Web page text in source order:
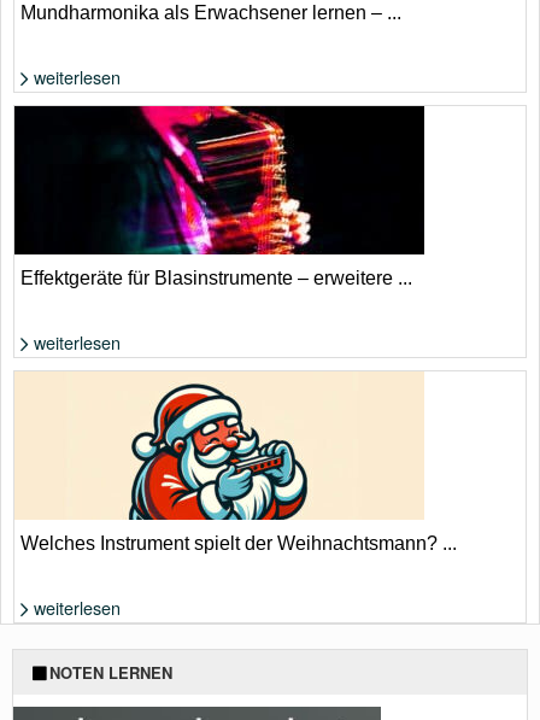
Foto: Shutterstock von Esich Elena
Mundharmonika als Erwachsener lernen – ...
weiterlesen
Foto: Shutterstock von Drop of Light
Effektgeräte für Blasinstrumente – erweitere ...
weiterlesen
Welches Instrument spielt der Weihnachtsmann? ...
weiterlesen
NOTEN LERNEN